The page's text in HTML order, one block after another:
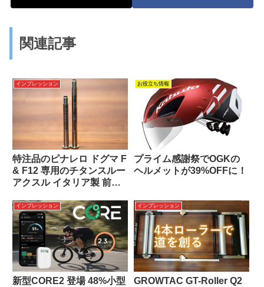
関連記事
インプレッション
特注品のピナレロ ドグマ F
& F12 専用のチタンスルー
アクスル イタリア製 前後
お役立ち情報
プライム感謝祭でOGKの
ヘルメットが39%OFFに！
インプレッション
新型CORE2 登場 48%小型
インプレッション
GROWTAC GT-Roller Q2